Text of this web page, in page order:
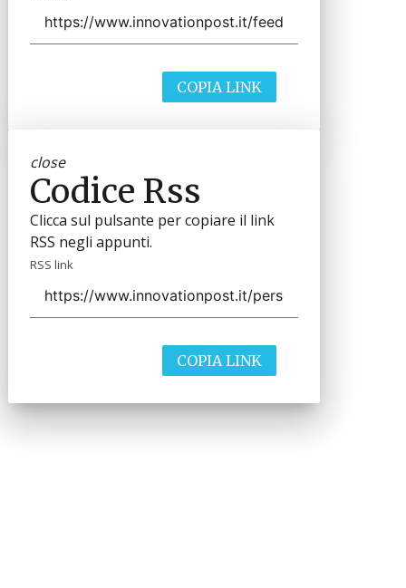
COPIA LINK
close
Codice Rss
Clicca sul pulsante per copiare il link
RSS negli appunti.
RSS link
COPIA LINK